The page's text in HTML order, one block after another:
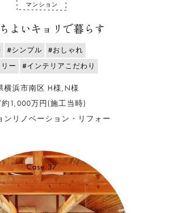
マンション
よいキョリで暮らす
#シンプル
#おしゃれ
ー
#インテリアこだわり
横浜市南区 H様,N様
1,000万円(施工当時)
ンリノベーション・リフォー
Case.37